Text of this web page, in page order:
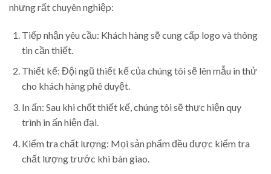
nhưng rất chuyên nghiệp:
Tiếp nhận yêu cầu: Khách hàng sẽ cung cấp logo và thông
tin cần thiết.
Thiết kế: Đội ngũ thiết kế của chúng tôi sẽ lên mẫu in thử
cho khách hàng phê duyệt.
In ấn: Sau khi chốt thiết kế, chúng tôi sẽ thực hiện quy
trình in ấn hiện đại.
Kiểm tra chất lượng: Mọi sản phẩm đều được kiểm tra
chất lượng trước khi bàn giao.